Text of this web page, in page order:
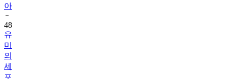
아
48
유
미
의
세
포